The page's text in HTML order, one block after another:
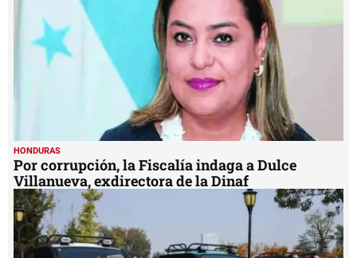
HONDURAS
Por corrupción, la Fiscalía indaga a Dulce
Villanueva, exdirectora de la Dinaf